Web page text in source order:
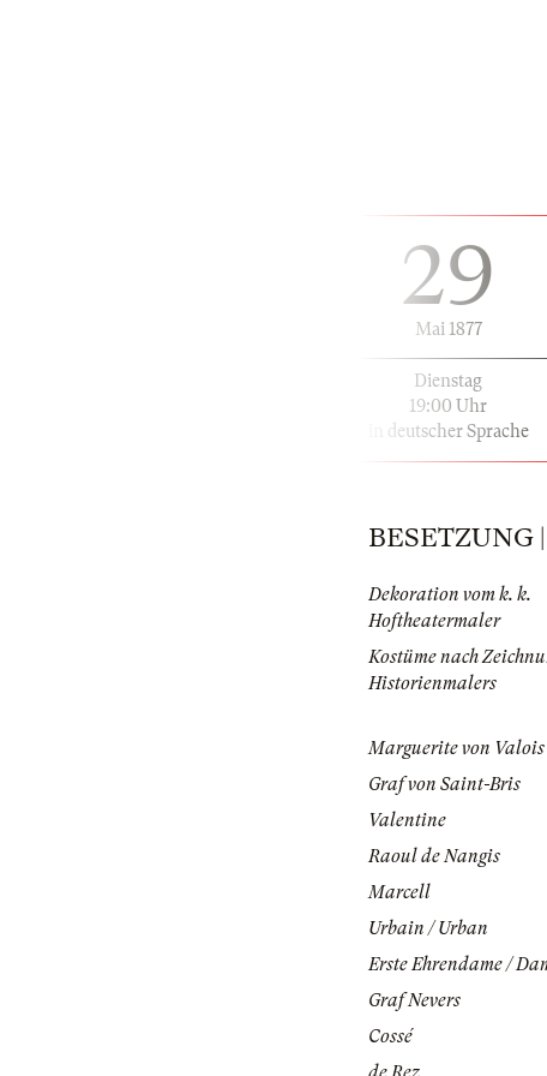
29
Mai 1877
Dienstag
19:00 Uhr
in deutscher Sprache
BESETZUNG
Dekoration vom k. k.
Hoftheatermaler
Kostüme nach
Historienmalers
Marguerite von Valois
Graf von Saint-Bris
Valentine
Raoul de Nangis
Marcell
Urbain / Urban
Erste Ehrendame /
Graf Nevers
Cossé